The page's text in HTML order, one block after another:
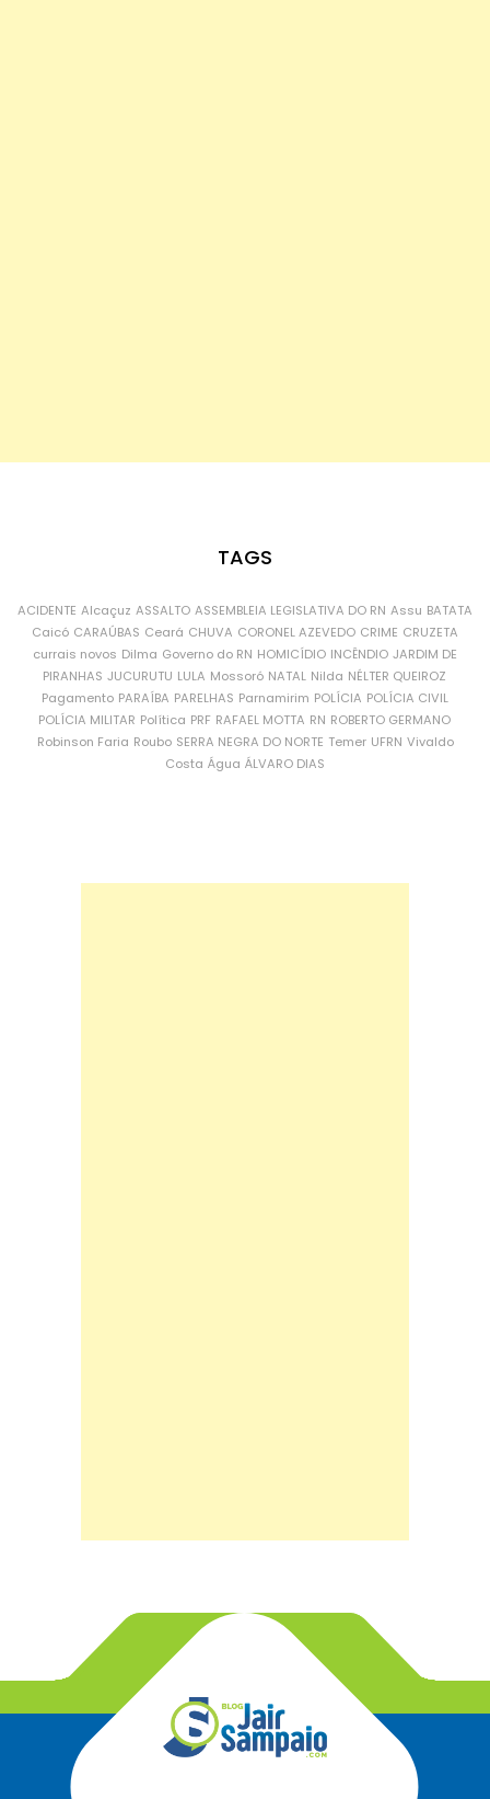
TAGS
ACIDENTE Alcaçuz ASSALTO ASSEMBLEIA LEGISLATIVA DO RN Assu BATATA
Caicó CARAÚBAS Ceará CHUVA CORONEL AZEVEDO CRIME CRUZETA
currais novos Dilma Governo do RN HOMICÍDIO INCÊNDIO JARDIM DE
PIRANHAS JUCURUTU LULA Mossoró NATAL Nilda NÉLTER QUEIROZ
Pagamento PARAÍBA PARELHAS Parnamirim POLÍCIA POLÍCIA CIVIL
POLÍCIA MILITAR Política PRF RAFAEL MOTTA RN ROBERTO GERMANO
Robinson Faria Roubo SERRA NEGRA DO NORTE Temer UFRN Vivaldo
Costa Água ÁLVARO DIAS